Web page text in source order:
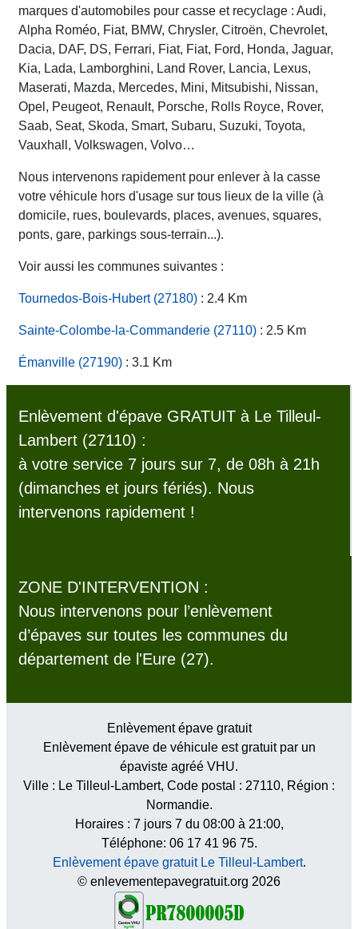
marques d'automobiles pour casse et recyclage : Audi,
Alpha Roméo, Fiat, BMW, Chrysler, Citroën, Chevrolet,
Dacia, DAF, DS, Ferrari, Fiat, Fiat, Ford, Honda, Jaguar,
Kia, Lada, Lamborghini, Land Rover, Lancia, Lexus,
Maserati, Mazda, Mercedes, Mini, Mitsubishi, Nissan,
Opel, Peugeot, Renault, Porsche, Rolls Royce, Rover,
Saab, Seat, Skoda, Smart, Subaru, Suzuki, Toyota,
Vauxhall, Volkswagen, Volvo…
Nous intervenons rapidement pour enlever à la casse
votre véhicule hors d'usage sur tous lieux de la ville (à
domicile, rues, boulevards, places, avenues, squares,
ponts, gare, parkings sous-terrain...).
Voir aussi les communes suivantes :
Tournedos-Bois-Hubert (27180) : 2.4 Km
Sainte-Colombe-la-Commanderie (27110) : 2.5 Km
Émanville (27190) : 3.1 Km
Enlèvement d'épave GRATUIT à Le Tilleul-
Lambert (27110) :
à votre service 7 jours sur 7, de 08h à 21h
(dimanches et jours fériés). Nous
intervenons rapidement !
ZONE D'INTERVENTION :
Nous intervenons pour l’enlèvement
d’épaves sur toutes les communes du
département de l'Eure (27).
Enlèvement épave gratuit
Enlèvement épave de véhicule est gratuit par un
épaviste agréé VHU.
Ville : Le Tilleul-Lambert, Code postal : 27110, Région :
Normandie.
Horaires : 7 jours 7 du 08:00 à 21:00,
Téléphone: 06 17 41 96 75.
Enlèvement épave gratuit Le Tilleul-Lambert.
© enlevementepavegratuit.org 2026